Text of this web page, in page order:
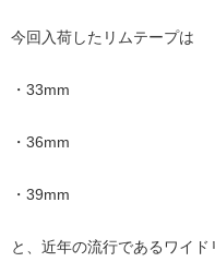
今回入荷したリムテープは
・33mm
・36mm
・39mm
と、近年の流行であるワイ